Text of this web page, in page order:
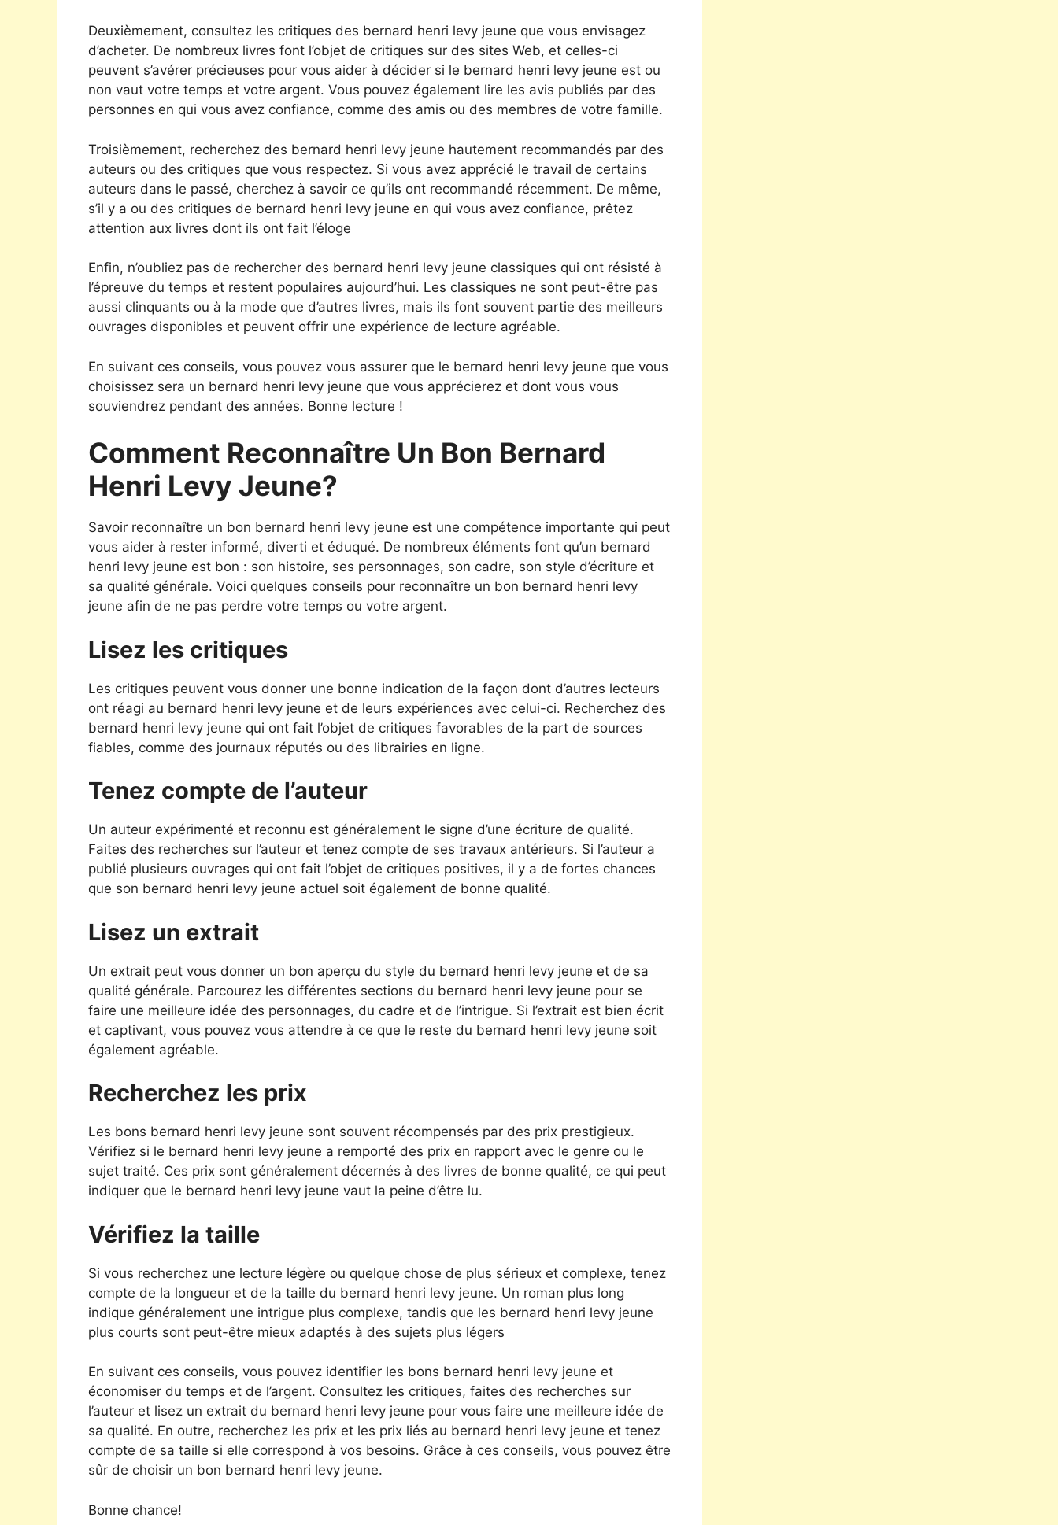
Deuxièmement, consultez les critiques des bernard henri levy jeune que vous envisagez
d’acheter. De nombreux livres font l’objet de critiques sur des sites Web, et celles-ci
peuvent s’avérer précieuses pour vous aider à décider si le bernard henri levy jeune est ou
non vaut votre temps et votre argent. Vous pouvez également lire les avis publiés par des
personnes en qui vous avez confiance, comme des amis ou des membres de votre famille.
Troisièmement, recherchez des bernard henri levy jeune hautement recommandés par des
auteurs ou des critiques que vous respectez. Si vous avez apprécié le travail de certains
auteurs dans le passé, cherchez à savoir ce qu’ils ont recommandé récemment. De même,
s’il y a ou des critiques de bernard henri levy jeune en qui vous avez confiance, prêtez
attention aux livres dont ils ont fait l’éloge
Enfin, n’oubliez pas de rechercher des bernard henri levy jeune classiques qui ont résisté à
l’épreuve du temps et restent populaires aujourd’hui. Les classiques ne sont peut-être pas
aussi clinquants ou à la mode que d’autres livres, mais ils font souvent partie des meilleurs
ouvrages disponibles et peuvent offrir une expérience de lecture agréable.
En suivant ces conseils, vous pouvez vous assurer que le bernard henri levy jeune que vous
choisissez sera un bernard henri levy jeune que vous apprécierez et dont vous vous
souviendrez pendant des années. Bonne lecture !
Comment Reconnaître Un Bon Bernard
Henri Levy Jeune?
Savoir reconnaître un bon bernard henri levy jeune est une compétence importante qui peut
vous aider à rester informé, diverti et éduqué. De nombreux éléments font qu’un bernard
henri levy jeune est bon : son histoire, ses personnages, son cadre, son style d’écriture et
sa qualité générale. Voici quelques conseils pour reconnaître un bon bernard henri levy
jeune afin de ne pas perdre votre temps ou votre argent.
Lisez les critiques
Les critiques peuvent vous donner une bonne indication de la façon dont d’autres lecteurs
ont réagi au bernard henri levy jeune et de leurs expériences avec celui-ci. Recherchez des
bernard henri levy jeune qui ont fait l’objet de critiques favorables de la part de sources
fiables, comme des journaux réputés ou des librairies en ligne.
Tenez compte de l’auteur
Un auteur expérimenté et reconnu est généralement le signe d’une écriture de qualité.
Faites des recherches sur l’auteur et tenez compte de ses travaux antérieurs. Si l’auteur a
publié plusieurs ouvrages qui ont fait l’objet de critiques positives, il y a de fortes chances
que son bernard henri levy jeune actuel soit également de bonne qualité.
Lisez un extrait
Un extrait peut vous donner un bon aperçu du style du bernard henri levy jeune et de sa
qualité générale. Parcourez les différentes sections du bernard henri levy jeune pour se
faire une meilleure idée des personnages, du cadre et de l’intrigue. Si l’extrait est bien écrit
et captivant, vous pouvez vous attendre à ce que le reste du bernard henri levy jeune soit
également agréable.
Recherchez les prix
Les bons bernard henri levy jeune sont souvent récompensés par des prix prestigieux.
Vérifiez si le bernard henri levy jeune a remporté des prix en rapport avec le genre ou le
sujet traité. Ces prix sont généralement décernés à des livres de bonne qualité, ce qui peut
indiquer que le bernard henri levy jeune vaut la peine d’être lu.
Vérifiez la taille
Si vous recherchez une lecture légère ou quelque chose de plus sérieux et complexe, tenez
compte de la longueur et de la taille du bernard henri levy jeune. Un roman plus long
indique généralement une intrigue plus complexe, tandis que les bernard henri levy jeune
plus courts sont peut-être mieux adaptés à des sujets plus légers
En suivant ces conseils, vous pouvez identifier les bons bernard henri levy jeune et
économiser du temps et de l’argent. Consultez les critiques, faites des recherches sur
l’auteur et lisez un extrait du bernard henri levy jeune pour vous faire une meilleure idée de
sa qualité. En outre, recherchez les prix et les prix liés au bernard henri levy jeune et tenez
compte de sa taille si elle correspond à vos besoins. Grâce à ces conseils, vous pouvez être
sûr de choisir un bon bernard henri levy jeune.
Bonne chance!